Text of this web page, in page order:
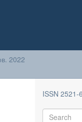
2022
ISSN 2521-